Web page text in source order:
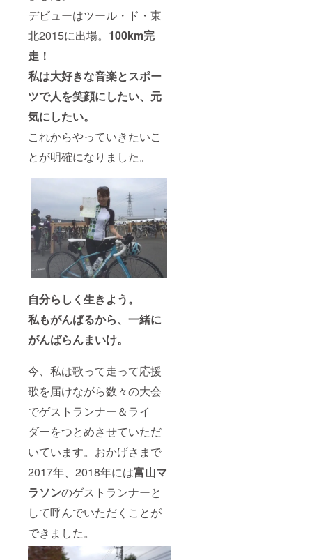
デビューはツール・ド・東
北2015に出場。 100km完
走！
私は大好きな音楽とスポー
ツで人を笑顔にしたい、元
気にしたい。
これからやっていきたいこ
とが明確になりました。
自分らしく生きよう。
私もがんばるから、一緒に
がんばらんまいけ。
今、私は歌って走って応援
歌を届けながら数々の大会
でゲストランナー＆ライ
ダーをつとめさせていただ
いています。おかげさまで
2017年、2018年には富山マ
ラソンのゲストランナーと
して呼んでいただくことが
できました。